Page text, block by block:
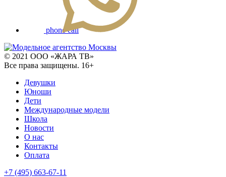
phone call
© 2021 ООО «ЖАРА ТВ»
Все права защищены. 16+
Девушки
Юноши
Дети
Международные модели
Школа
Новости
О нас
Контакты
Оплата
+7 (495) 663-67-11